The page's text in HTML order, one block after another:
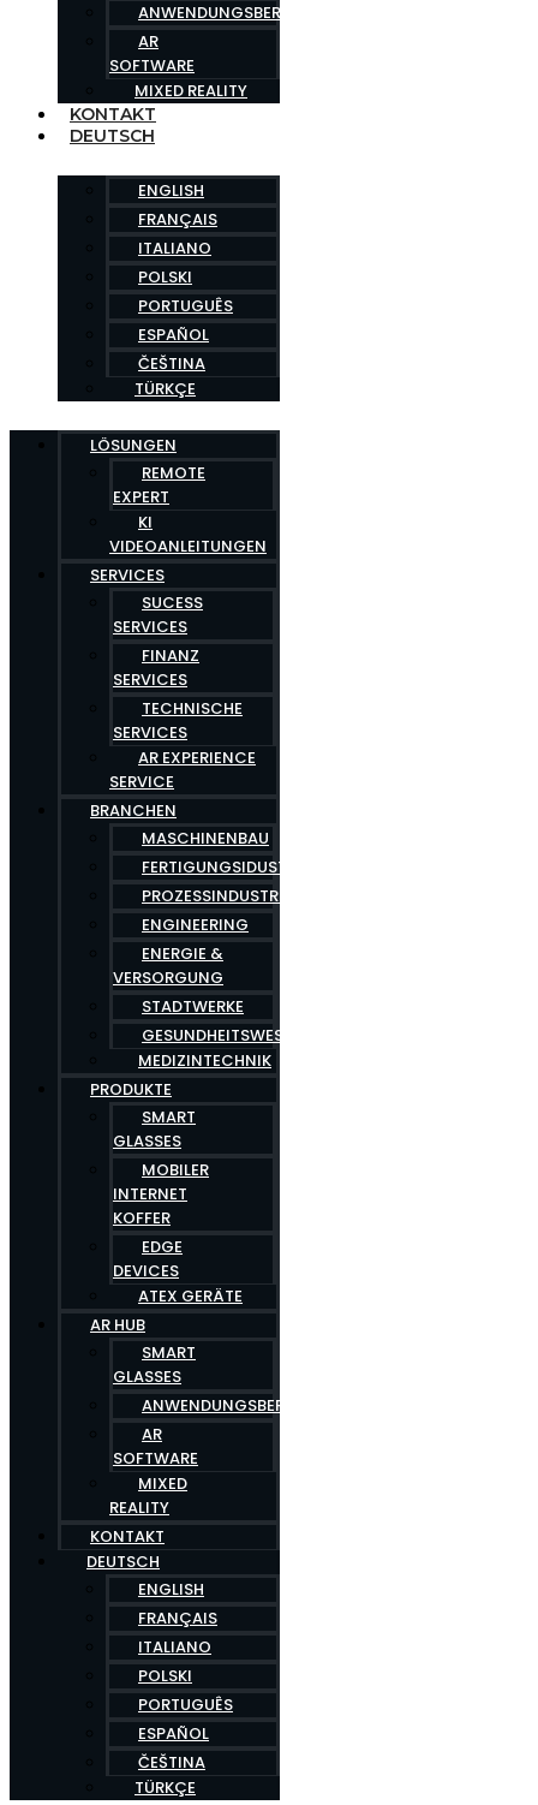
ANWENDUNGSBEREICHE
AR
SOFTWARE
MIXED REALITY
KONTAKT
DEUTSCH
ENGLISH
FRANÇAIS
ITALIANO
POLSKI
PORTUGUÊS
ESPAÑOL
ČEŠTINA
TÜRKÇE
LÖSUNGEN
REMOTE
EXPERT
KI
VIDEOANLEITUNGEN
SERVICES
SUCESS
SERVICES
FINANZ
SERVICES
TECHNISCHE
SERVICES
AR EXPERIENCE
SERVICE
BRANCHEN
MASCHINENBAU
FERTIGUNGSIDUSTRIE
PROZESSINDUSTRIE
ENGINEERING
ENERGIE &
VERSORGUNG
STADTWERKE
GESUNDHEITSWESEN
MEDIZINTECHNIK
PRODUKTE
SMART
GLASSES
MOBILER
INTERNET
KOFFER
EDGE
DEVICES
ATEX GERÄTE
AR HUB
SMART
GLASSES
ANWENDUNGSBEREICHE
AR
SOFTWARE
MIXED
REALITY
KONTAKT
DEUTSCH
ENGLISH
FRANÇAIS
ITALIANO
POLSKI
PORTUGUÊS
ESPAÑOL
ČEŠTINA
TÜRKÇE